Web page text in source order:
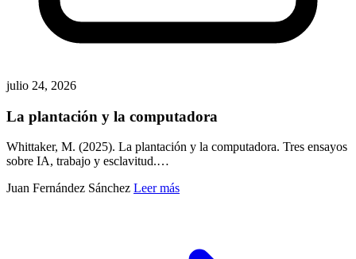
julio 24, 2026
La plantación y la computadora
Whittaker, M. (2025). La plantación y la computadora. Tres ensayos
sobre IA, trabajo y esclavitud.…
Juan Fernández Sánchez Leer más